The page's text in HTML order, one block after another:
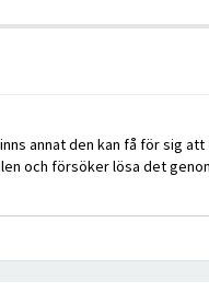
annat den kan få för sig
och försöker lösa det